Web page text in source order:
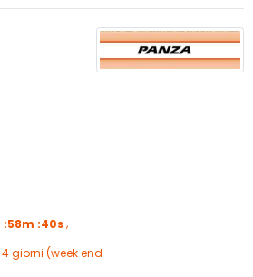
:58m :39s
4 giorni (week end